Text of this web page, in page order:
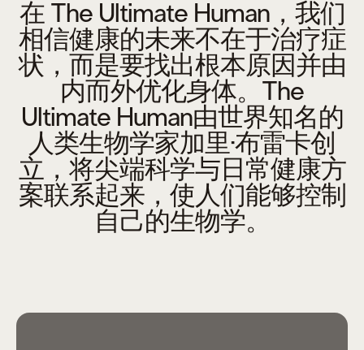
在 The Ultimate Human，我们
相信健康的未来不在于治疗症
状，而是要找出根本原因并由
内而外优化身体。The
Ultimate Human由世界知名的
人类生物学家加里·布雷卡创
立，将尖端科学与日常健康方
案联系起来，使人们能够控制
自己的生物学。